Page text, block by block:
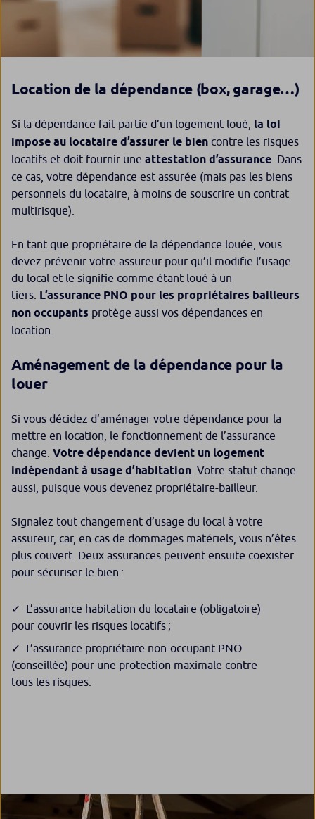
Location de la dépendance (box, garage…)
Si la dépendance fait partie d’un logement loué, la loi
impose au locataire d’assurer le bien contre les risques
locatifs et doit fournir une attestation d’assurance . Dans
ce cas, votre dépendance est assurée (mais pas les biens
personnels du locataire, à moins de souscrire un contrat
multirisque).
En tant que propriétaire de la dépendance louée, vous
devez prévenir votre assureur pour qu’il modifie l’usage
du local et le signifie comme étant loué à un
tiers. L’assurance PNO pour les propriétaires bailleurs
non occupants protège aussi vos dépendances en
location.
Aménagement de la dépendance pour la
louer
Si vous décidez d’aménager votre dépendance pour la
mettre en location, le fonctionnement de l’assurance
change. Votre dépendance devient un logement
indépendant à usage d’habitation . Votre statut change
aussi, puisque vous devenez propriétaire-bailleur.
Signalez tout changement d’usage du local à votre
assureur, car, en cas de dommages matériels, vous n’êtes
plus couvert. Deux assurances peuvent ensuite coexister
pour sécuriser le bien :
L’assurance habitation du locataire (obligatoire)
pour couvrir les risques locatifs ;
L’assurance propriétaire non-occupant PNO
(conseillée) pour une protection maximale contre
tous les risques.